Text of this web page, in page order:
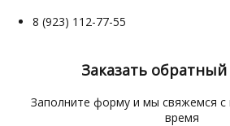
8 (923) 112-77-55
Заказать
Заполните форму и мы свяжемся
время